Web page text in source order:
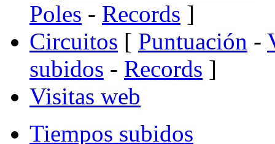
Poles - Records ]
Circuitos [ Puntuación -
subidos - Records ]
Visitas web
Tiempos subidos